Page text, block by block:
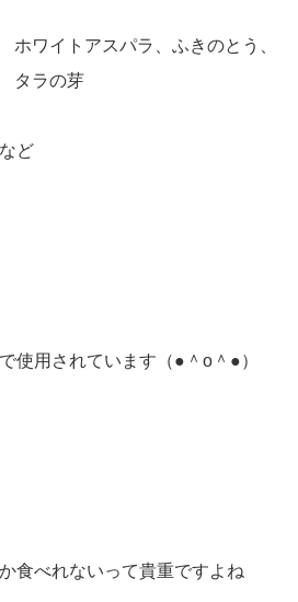
ホワイトアスパラ、ふきのとう、
タラの芽
ど
使用されています（●＾o＾●）
食べれないって貴重ですよね